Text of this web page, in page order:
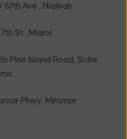
67th Ave , Hialeah
St , Miami
Pine Island Road, Suite
Pkwy, Miramar